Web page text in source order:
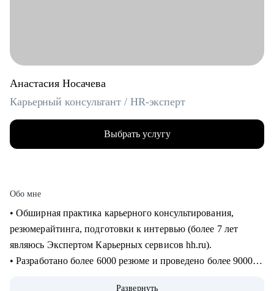
Анастасия Носачева
Карьерный консультант / HR-эксперт
Выбрать услугу
Обо мне
• Обширная практика карьерного консультирования,
резюмерайтинга, подготовки к интервью (более 7 лет
являюсь Экспертом Карьерных сервисов hh.ru).
• Разработано более 6000 резюме и проведено более 9000
Развернуть